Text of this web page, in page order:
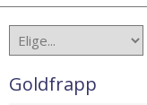
Goldfrapp